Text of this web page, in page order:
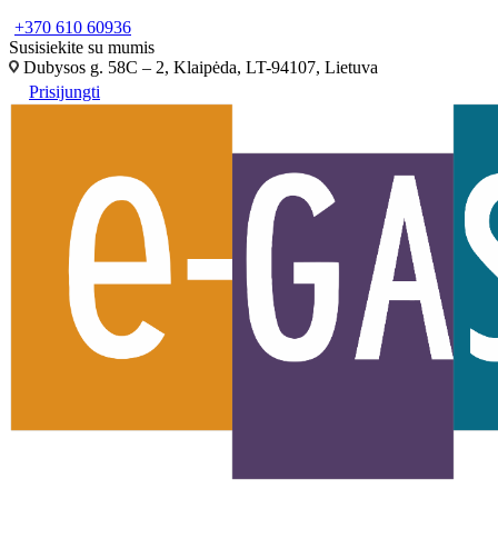
+370 610 60936
Susisiekite su mumis
Dubysos g. 58C – 2, Klaipėda, LT-94107, Lietuva
Prisijungti